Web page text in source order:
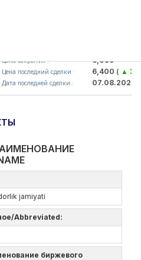
закрытия : 6,099
последний сделки : 6,400( ▲
последней сделки : 07.08.2026
jamiyati
Abbreviated:
биржевого